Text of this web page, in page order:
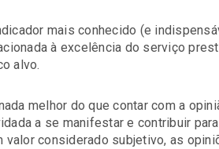
mais conhecido (e
à excelência do serviço
alvo.
melhor do que contar com a
a se manifestar e contribuir
valor considerado subjetivo, as